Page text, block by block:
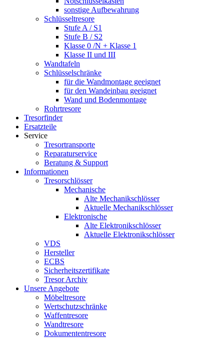
sonstige Aufbewahrung
Schlüsseltresore
Stufe A / S1
Stufe B / S2
Klasse 0 /N + Klasse 1
Klasse II und III
Wandtafeln
Schlüsselschränke
für die Wandmontage geeignet
für den Wandeinbau geeignet
Wand und Bodenmontage
Rohrtresore
Tresorfinder
Ersatzteile
Service
Tresortransporte
Reparaturservice
Beratung & Support
Informationen
Tresorschlösser
Mechanische
Alte Mechanikschlösser
Aktuelle Mechanikschlösser
Elektronische
Alte Elektronikschlösser
Aktuelle Elektronikschlösser
VDS
Hersteller
ECBS
Sicherheitszertifikate
Tresor Archiv
Unsere Angebote
Möbeltresore
Wertschutzschränke
Waffentresore
Wandtresore
Dokumententresore